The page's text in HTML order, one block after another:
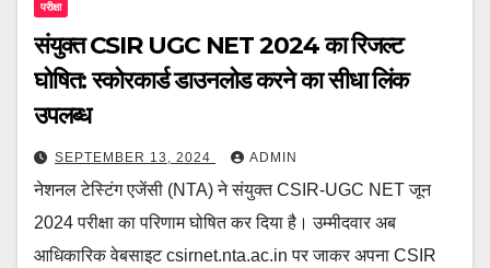
परीक्षा
संयुक्त CSIR UGC NET 2024 का रिजल्ट
घोषित: स्कोरकार्ड डाउनलोड करने का सीधा लिंक
उपलब्ध
SEPTEMBER 13, 2024 ADMIN
नेशनल टेस्टिंग एजेंसी (NTA) ने संयुक्त CSIR-UGC NET जून
2024 परीक्षा का परिणाम घोषित कर दिया है। उम्मीदवार अब
आधिकारिक वेबसाइट csirnet.nta.ac.in पर जाकर अपना CSIR